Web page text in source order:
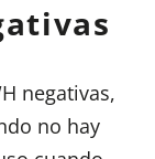
negativas,
no hay